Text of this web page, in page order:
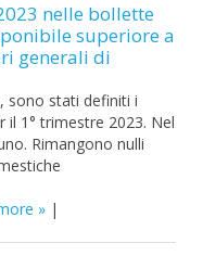
nelle bollette
superiore a
generali di
sono stati definiti i
il 1° trimestre 2023. Nel
Rimangono nulli
|